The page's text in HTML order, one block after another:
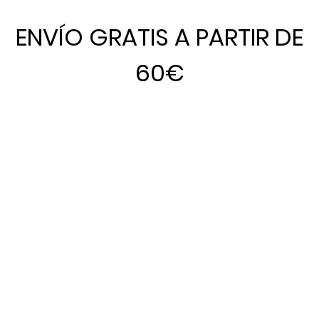
ENVÍO GRATIS A PARTIR DE
60€